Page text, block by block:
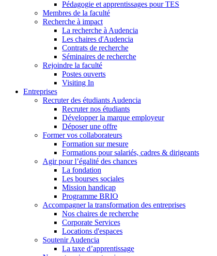
Pédagogie et apprentissages pour TES
Membres de la faculté
Recherche à impact
La recherche à Audencia
Les chaires d'Audencia
Contrats de recherche
Séminaires de recherche
Rejoindre la faculté
Postes ouverts
Visiting In
Entreprises
Recruter des étudiants Audencia
Recruter nos étudiants
Développer la marque employeur
Déposer une offre
Former vos collaborateurs
Formation sur mesure
Formations pour salariés, cadres & dirigeants
Agir pour l’égalité des chances
La fondation
Les bourses sociales
Mission handicap
Programme BRIO
Accompagner la transformation des entreprises
Nos chaires de recherche
Corporate Services
Locations d'espaces
Soutenir Audencia
La taxe d’apprentissage